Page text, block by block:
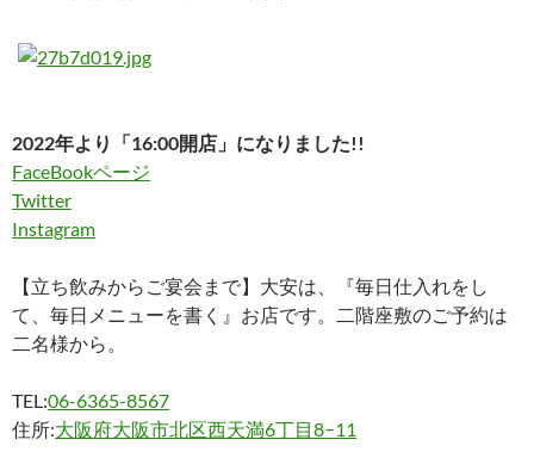
キ
プ
2022年より「16:00開店」になりました!!
FaceBookページ
Twitter
Instagram
【立ち飲みからご宴会まで】大安は、『毎日仕入れをし
て、毎日メニューを書く』お店です。二階座敷のご予約は
二名様から。
TEL:06-6365-8567
住所:大阪府大阪市北区西天満6丁目8−11